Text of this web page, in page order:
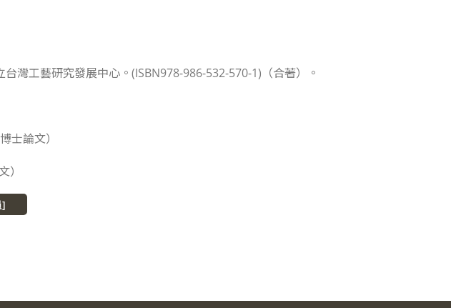
台灣工藝研究發展中心。(ISBN978-986-532-570-1)（合著）。
士論文）
]